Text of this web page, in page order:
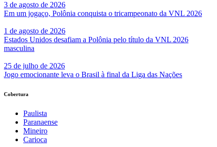
3 de agosto de 2026
Em um jogaço, Polônia conquista o tricampeonato da VNL 2026
1 de agosto de 2026
Estados Unidos desafiam a Polônia pelo título da VNL 2026
masculina
25 de julho de 2026
Jogo emocionante leva o Brasil à final da Liga das Nações
Cobertura
Paulista
Paranaense
Mineiro
Carioca